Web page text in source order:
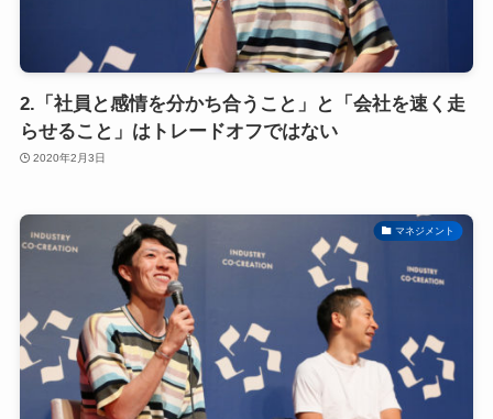
2.「社員と感情を分かち合うこと」と「会社を速く走
らせること」はトレードオフではない
2020年2月3日
マネジメント